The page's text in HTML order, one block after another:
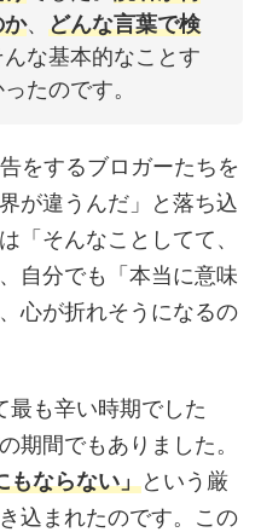
か、 どんな言葉で検
な基本的なことす
たのです。
をするブロガーたちを
が違うんだ」と落ち込
「そんなことしてて、
自分でも「本当に意味
心が折れそうになるの
最も辛い時期でした
期間でもありました。
もならない」という厳
込まれたのです。この